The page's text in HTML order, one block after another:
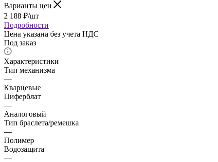
Варианты цен
2 188 ₽/шт
Подробности
Цена указана без учета НДС
Под заказ
Характеристики
Тип механизма
—
Кварцевые
Циферблат
—
Аналоговый
Тип браслета/ремешка
—
Полимер
Водозащита
—